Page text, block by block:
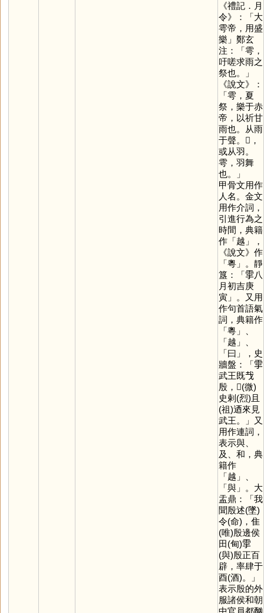
《禮記．月
令》：「大
雩帝，用盛
樂」鄭玄
注：「雩，
吁嗟求雨之
祭也。」
《說文》：
「雩，夏
祭，樂于赤
帝，以祈甘
雨也。从雨
于聲。𦏻，
或从羽。
雩，羽舞
也。」
甲骨文用作
人名。金文
用作介詞，
引進行為之
時間，典籍
作「越 」，
《說文》作
「粵」。靜
簋：「𩁹八
月初吉庚
寅」。又用
作句首語氣
詞，典籍作
「粵」、
「越 」、
「曰 」，史
牆盤：「𩁹
武王既𢦏
殷，𢼸(微)
史剌(烈)且
(祖)迺來見
武王。」又
用作連詞，
表示與、
及、和，典
籍作
「越 」、
「與」。大
盂鼎：「我
聞殷述(墜)
令(命)，隹
(唯)殷邊侯
田(甸)𩁹
(與)殷正百
辟，率肆于
酉(酒)。」
表示殷的外
服諸侯和朝
中官員都酗